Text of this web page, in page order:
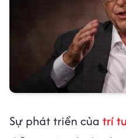
Sự phát triển của trí